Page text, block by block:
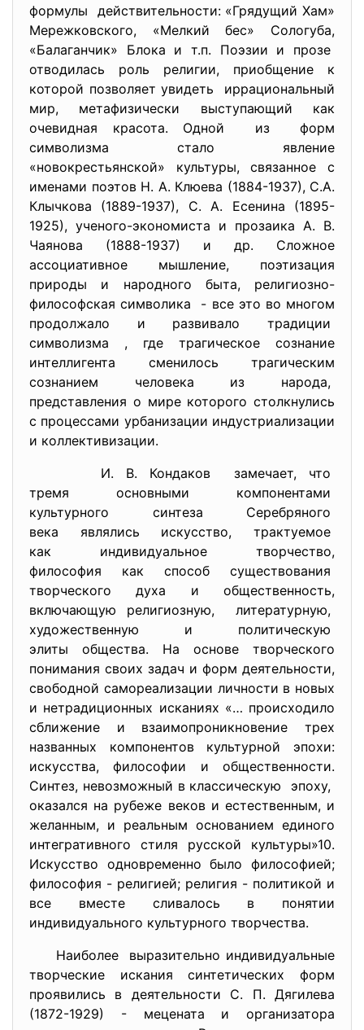
формулы действительности: «Грядущий Хам»
Мережковского, «Мелкий бес» Сологуба,
«Балаганчик» Блока и т.п. Поэзии и прозе
отводилась роль религии, приобщение к
которой позволяет увидеть иррациональный
мир, метафизически выступающий как
очевидная красота. Одной из форм
символизма стало явление
«новокрестьянской» культуры, связанное с
именами поэтов Н. А. Клюева (1884-1937), С.А.
Клычкова (1889-1937), С. А. Есенина (1895-
1925), ученого-экономиста и прозаика А. В.
Чаянова (1888-1937) и др. Сложное
ассоциативное мышление, поэтизация
природы и народного быта, религиозно-
философская символика - все это во многом
продолжало и развивало традиции
символизма , где трагическое сознание
интеллигента сменилось трагическим
сознанием человека из народа,
представления о мире которого столкнулись
с процессами урбанизации индустриализации
и коллективизации.
И. В. Кондаков замечает, что
тремя основными компонентами
культурного синтеза Серебряного
века являлись искусство, трактуемое
как индивидуальное творчество,
философия как способ существования
творческого духа и общественность,
включающую религиозную, литературную,
художественную и политическую
элиты общества. На основе творческого
понимания своих задач и форм деятельности,
свободной самореализации личности в новых
и нетрадиционных исканиях «… происходило
сближение и взаимопроникновение трех
названных компонентов культурной эпохи:
искусства, философии и общественности.
Синтез, невозможный в классическую эпоху,
оказался на рубеже веков и естественным, и
желанным, и реальным основанием единого
интегративного стиля русской культуры»10.
Искусство одновременно было философией;
философия - религией; религия - политикой и
все вместе сливалось в понятии
индивидуального культурного творчества.
Наиболее выразительно индивидуальные
творческие искания синтетических форм
проявились в деятельности С. П. Дягилева
(1872-1929) - мецената и организатора